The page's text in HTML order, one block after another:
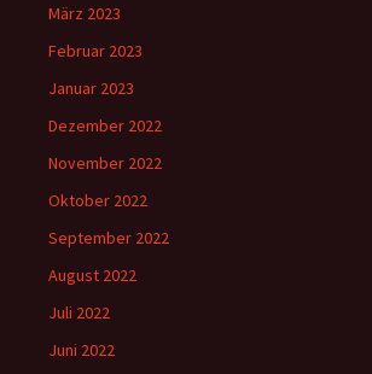
März 2023
Februar 2023
Januar 2023
Dezember 2022
November 2022
Oktober 2022
September 2022
August 2022
Juli 2022
Juni 2022